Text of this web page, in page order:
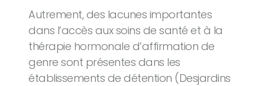
Autrement, des lacunes importantes
dans l’accès aux soins de santé et à la
thérapie hormonale d’affirmation de
genre sont présentes dans les
établissements de détention (Desjardins